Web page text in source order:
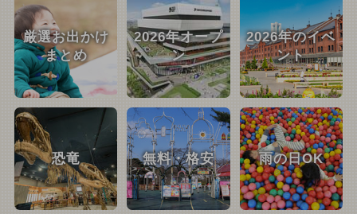
厳選お出かけ
まとめ
2026年オープ
ン
2026年のイベ
ント
恐竜 無料・格安 雨の日OK